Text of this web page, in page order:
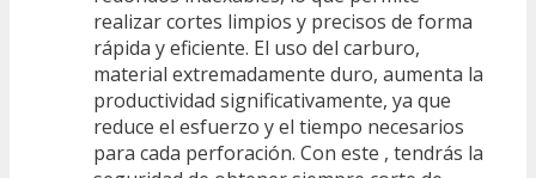
realizar cortes limpios y precisos de forma
rápida y eficiente. El uso del carburo,
material extremadamente duro, aumenta la
productividad significativamente, ya que
reduce el esfuerzo y el tiempo necesarios
para cada perforación. Con este , tendrás la